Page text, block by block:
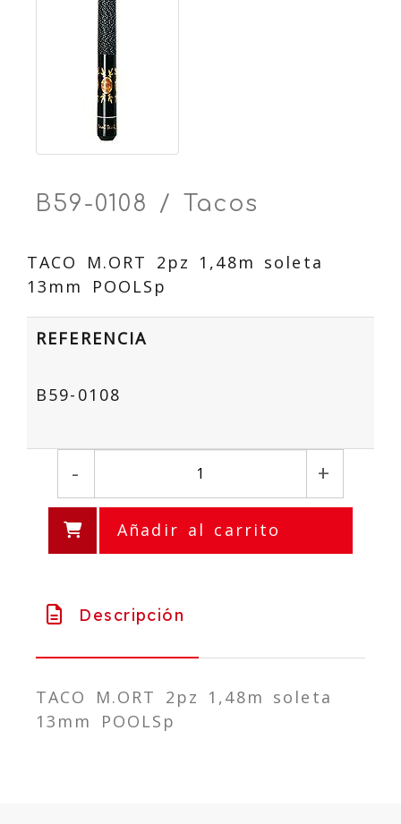
B59-0108 / Tacos
TACO M.ORT 2pz 1,48m soleta
13mm POOLSp
REFERENCIA
B59-0108
- +
Añadir al carrito
Descripción
TACO M.ORT 2pz 1,48m soleta
13mm POOLSp